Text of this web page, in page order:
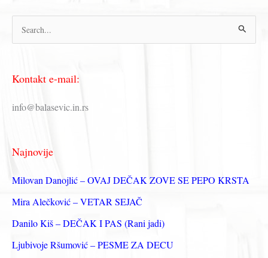
р
т
р
а
з
а
Kontakt e-mail:
info@balasevic.in.rs
Najnovije
Milovan Danojlić – OVAJ DEČAK ZOVE SE PEPO KRSTA
Mira Alečković – VETAR SEJAČ
Danilo Kiš – DEČAK I PAS (Rani jadi)
Ljubivoje Ršumović – PESME ZA DECU